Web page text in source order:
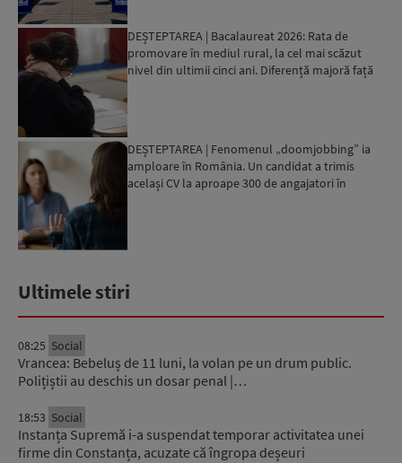
DEȘTEPTAREA | Bacalaureat 2026: Rata de
promovare în mediul rural, la cel mai scăzut
nivel din ultimii cinci ani. Diferență majoră față
DEȘTEPTAREA | Fenomenul „doomjobbing” ia
amploare în România. Un candidat a trimis
același CV la aproape 300 de angajatori în
Ultimele stiri
08:25 Social
Vrancea: Bebeluș de 11 luni, la volan pe un drum public.
Polițiștii au deschis un dosar penal |…
18:53 Social
Instanța Supremă i-a suspendat temporar activitatea unei
firme din Constanța, acuzate că îngropa deșeuri